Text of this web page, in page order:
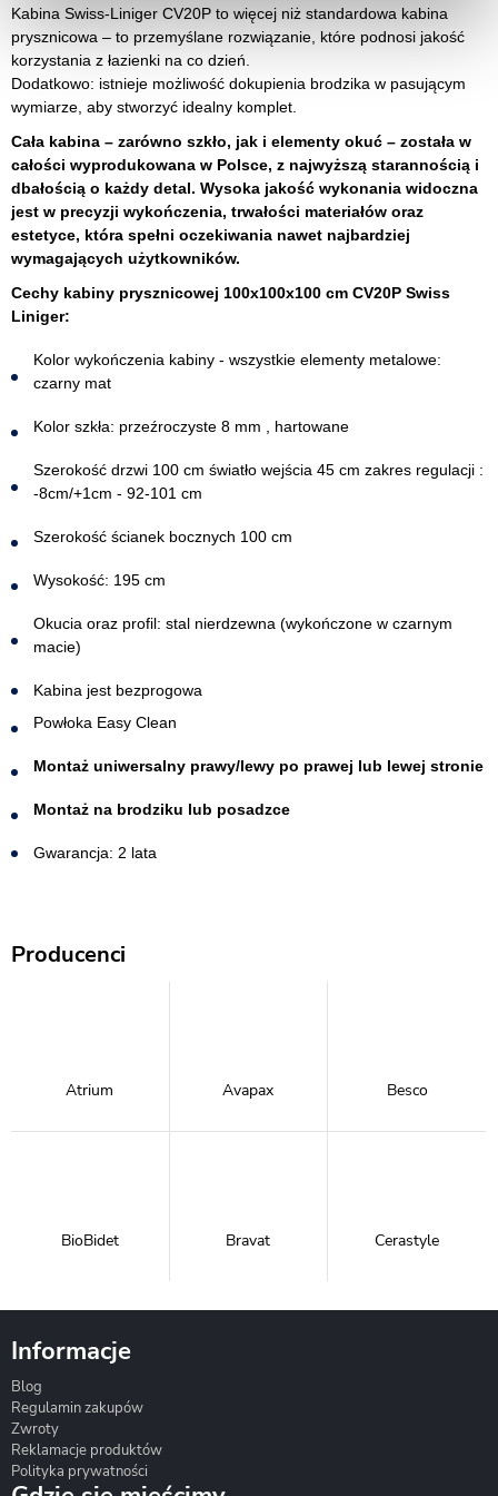
Kabina Swiss-Liniger CV20P to więcej niż standardowa kabina
prysznicowa – to przemyślane rozwiązanie, które podnosi jakość
korzystania z łazienki na co dzień.
Dodatkowo: istnieje możliwość dokupienia brodzika w pasującym
wymiarze, aby stworzyć idealny komplet.
Cała kabina – zarówno szkło, jak i elementy okuć – została w
całości wyprodukowana w Polsce, z najwyższą starannością i
dbałością o każdy detal. Wysoka jakość wykonania widoczna
jest w precyzji wykończenia, trwałości materiałów oraz
estetyce, która spełni oczekiwania nawet najbardziej
wymagających użytkowników.
Cechy kabiny prysznicowej 100x100x100 cm CV20P Swiss
Liniger:
Kolor wykończenia kabiny - wszystkie elementy metalowe:
czarny mat
Kolor szkła: przeźroczyste 8 mm , hartowane
Szerokość drzwi 100 cm światło wejścia 45 cm zakres regulacji :
-8cm/+1cm - 92-101 cm
Szerokość ścianek bocznych 100 cm
Wysokość: 195 cm
Okucia oraz profil: stal nierdzewna (wykończone w czarnym
macie)
Kabina jest bezprogowa​
Powłoka Easy Clean
Montaż uniwersalny prawy/lewy po prawej lub lewej stronie
Montaż na brodziku lub posadzce
Gwarancja: 2 lata
Producenci
Atrium Avapax Besco
BioBidet Bravat Cerastyle
Informacje
Blog
Regulamin zakupów
Zwroty
Reklamacje produktów
Polityka prywatności